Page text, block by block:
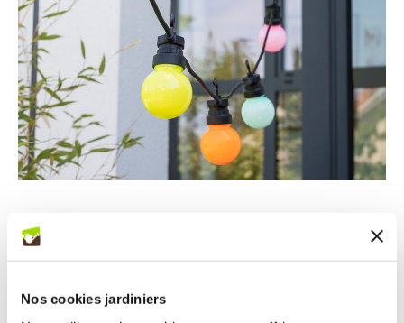
Nos cookies jardiniers
Avoir un système lumineux
Aménager son jardin c'est bien, mais pour bien profiter de son